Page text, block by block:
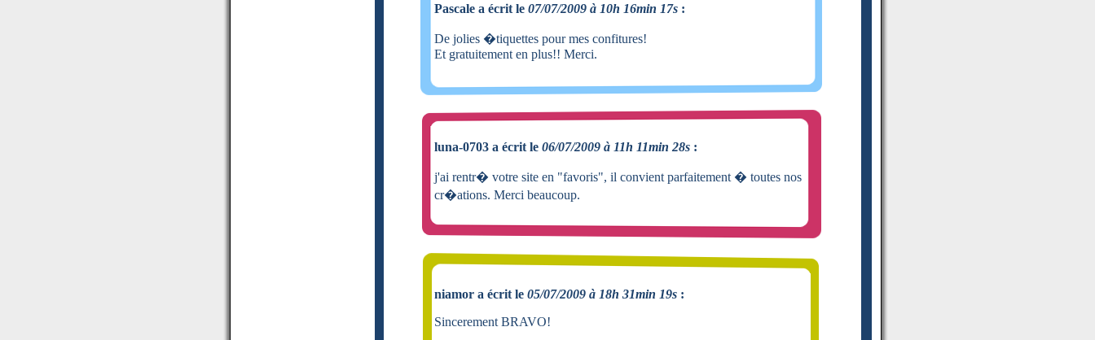
Pascale a écrit le 07/07/2009 à 10h 16min 17s :
De jolies �tiquettes pour mes confitures!
Et gratuitement en plus!! Merci.
luna-0703 a écrit le 06/07/2009 à 11h 11min 28s :
j'ai rentr� votre site en "favoris", il convient parfaitement � toutes nos
cr�ations. Merci beaucoup.
niamor a écrit le 05/07/2009 à 18h 31min 19s :
Sincerement BRAVO!